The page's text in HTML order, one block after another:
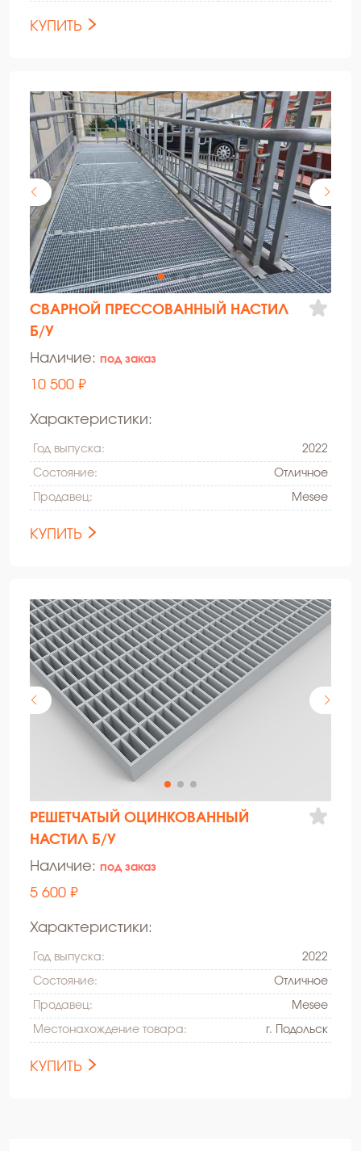
КУПИТЬ
СВАРНОЙ ПРЕССОВАННЫЙ НАСТИЛ
Б/У
Наличие: под заказ
10 500 ₽
Характеристики:
Год выпуска: 2022
Состояние: Oтличное
Продавец: Mesee
КУПИТЬ
РЕШЕТЧАТЫЙ ОЦИНКОВАННЫЙ
НАСТИЛ Б/У
Наличие: под заказ
5 600 ₽
Характеристики:
Год выпуска: 2022
Состояние: Oтличное
Продавец: Mesee
Местонахождение товара: г. Подольск
КУПИТЬ